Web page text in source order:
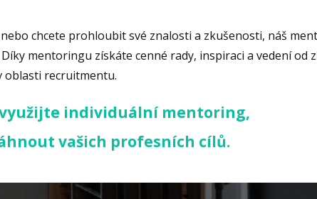
chcete prohloubit své znalosti a zkušenosti, náš
mentoringu získáte cenné rady, inspiraci a vedení od
oblasti recruitmentu.
individuální mentoring,
vašich profesních cílů.